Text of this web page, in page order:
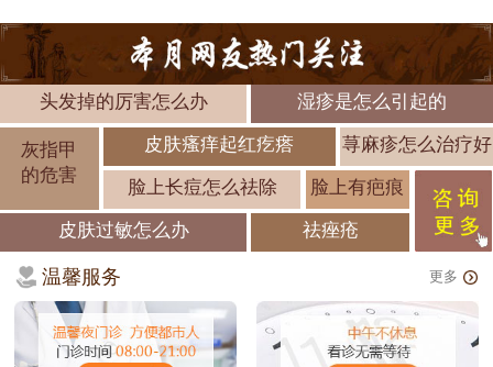
头发掉的厉害怎么办 湿疹是怎么引起的
灰指甲
的危害
皮肤瘙痒起红疙瘩 荨麻疹怎么治疗好
脸上长痘怎么祛除 脸上有疤痕
皮肤过敏怎么办 祛痤疮
温馨服务 更多